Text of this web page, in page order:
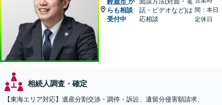
らも相談
受付中
話・ビデオなど)は
応相談
間：本日
定休日
相続人調査・確定
【東海エリア対応】遺産分割交渉・調停・訴訟、遺留分侵害額請求、